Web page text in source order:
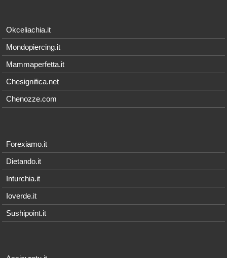
Okceliachia.it
Mondopiercing.it
Mammaperfetta.it
Chesignifica.net
Chenozze.com
Forexiamo.it
Dietando.it
Inturchia.it
Ioverde.it
Sushipoint.it